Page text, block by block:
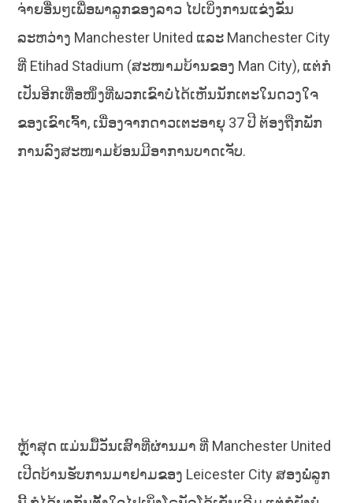
ຈ່າຍອື່ນໆເພື່ອພາລູກຂອງລາວ ໄປເບິ່ງການແຂ່ງຂັນ
ລະຫວ່າງ Manchester United ແລະ Manchester City
ທີ່ Etihad Stadium (ສະໜາມບ້ານຂອງ Man City), ແຕ່ກໍ
ເປັນອີກເທື່ອໜຶ່ງທີ່ພວກເຂົາບໍ່ໄດ້ເຫັນນັກເຕະໃນດວງໃຈ
ຂອງເຂົາເຈົ້າ, ເນື່ອງຈາກດາວເຕະອາຍຸ 37 ປີ ຕ້ອງຖືກພັກ
ການລົງສະໜາມຍ້ອນມີອາການບາດເຈັບ.
ຫຼ້າສຸດ ແມ່ນມື້ວັນເສົາທີ່ຜ່ານມາ ທີ່ Manchester United
ເປີດບ້ານຮັບການມາຢາມຂອງ Leicester City ສອງພໍ່ລູກ